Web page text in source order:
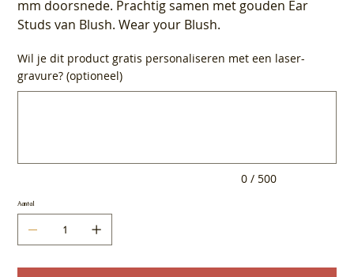
mm doorsnede. Prachtig samen met gouden Ear
Studs van Blush. Wear your Blush.
Wil je dit product gratis personaliseren met een laser-
gravure? (optioneel)
0 / 500
Aantal